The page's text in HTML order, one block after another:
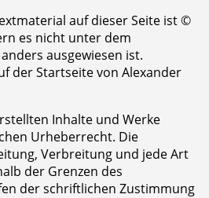
auf dieser Seite ist ©
es nicht unter dem
ausgewiesen ist.
der Startseite von Alexander
Inhalte und Werke
Urheberrecht. Die
Verbreitung und jede Art
der Grenzen des
der schriftlichen Zustimmung